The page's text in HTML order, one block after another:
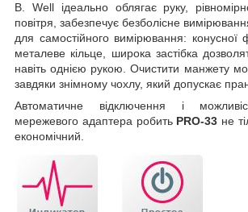
B. Well ідеально облягає руку,
повітря, забезпечує безболісне
для самостійного вимірювання: конусної
металеве кільце, широка застібка
навіть однією рукою. Очистити манжету
завдяки знімному чохлу, який допускає
Автоматичне відключення і
мережевого адаптера робить PRO-33 не
економічний.